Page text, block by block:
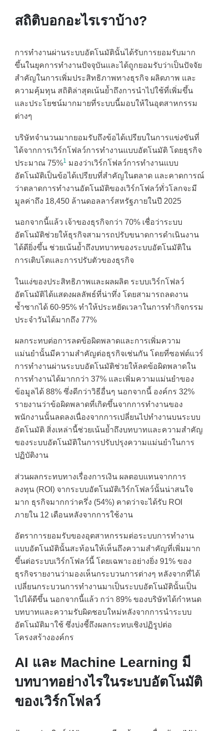
สถิติบอกอะไรเราบ้าง?
การทำงานผ่านระบบอัตโนมัตินั้นได้รับการยอมรับมาก
ขึ้นในยุคการทำงานปัจจุบันและได้ถูกยอมรับว่าเป็นปัจจัย
สำคัญในการเพิ่มประสิทธิภาพทางธุรกิจ ผลิตภาพ และ
ความคุ้มทุน สถิติล่าสุดเน้นย้ำถึงการนำไปใช้ที่เพิ่มขึ้น
และประโยชน์มากมายที่ระบบนี้มอบให้ในอุตสาหกรรม
ต่างๆ
บริษัทจำนวนมากยอมรับถึงข้อได้เปรียบในการแข่งขันที่
ได้จากการเวิร์กโฟลว์การทำงานแบบอัตโนมัติ โดยธุรกิจ
ประมาณ 75%1 มองว่าเวิร์กโฟลว์การทำงานแบบ
อัตโนมัติเป็นข้อได้เปรียบที่สำคัญในตลาด และคาดการณ์
ว่าตลาดการทำงานอัตโนมัติของเวิร์กโฟลว์ทั่วโลกจะมี
มูลค่าถึง 18,450 ล้านดอลลาร์สหรัฐภายในปี 2025
นอกจากนี้แล้ว เจ้าของธุรกิจกว่า 70% เชื่อว่าระบบ
อัตโนมัติช่วยให้ธุรกิจสามารถปรับขนาดการดำเนินงาน
ได้ดียิ่งขึ้น ช่วยเน้นย้ำถึงบทบาทของระบบอัตโนมัติใน
การเติบโตและการปรับตัวของธุรกิจ
ในแง่ของประสิทธิภาพและผลผลิต ระบบเวิร์กโฟลว์
อัตโนมัติได้แสดงผลลัพธ์ที่น่าทึ่ง โดยสามารถลดงาน
ซ้ำซากได้ 60-95% ทำให้ประหยัดเวลาในการทำกิจกรรม
ประจำวันได้มากถึง 77%
ผลกระทบต่อการลดข้อผิดพลาดและการเพิ่มความ
แม่นยำนั้นมีความสำคัญต่อธุรกิจเช่นกัน โดยที่ซอฟต์แวร์
การทำงานผ่านระบบอัตโนมัติช่วยให้ลดข้อผิดพลาดใน
การทำงานได้มากกว่า 37% และเพิ่มความแม่นยำของ
ข้อมูลได้ 88% ซึ่งดีกว่าวิธีอื่นๆ นอกจากนี้ องค์กร 32%
รายงานว่าข้อผิดพลาดที่เกิดขึ้นจากการทำงานของ
พนักงานนั้นลดลงเนื่องจากการเปลี่ยนไปทำงานบนระบบ
อัตโนมัติ สิ่งเหล่านี้ช่วยเน้นย้ำถึงบทบาทและความสำคัญ
ของระบบอัตโนมัติในการปรับปรุงความแม่นยำในการ
ปฏิบัติงาน
ส่วนผลกระทบทางเรื่องการเงิน ผลตอบแทนจากการ
ลงทุน (ROI) จากระบบอัตโนมัติเวิร์กโฟลว์นั้นน่าสนใจ
มาก ธุรกิจมากกว่าครึ่ง (54%) คาดว่าจะได้รับ ROI
ภายใน 12 เดือนหลังจากการใช้งาน
อัตราการยอมรับของอุตสาหกรรมต่อระบบการทำงาน
แบบอัตโนมัตินั้นสะท้อนให้เห็นถึงความสำคัญที่เพิ่มมาก
ขึ้นต่อระบบเวิร์กโฟลว์นี้ โดยเฉพาะอย่างยิ่ง 91% ของ
ธุรกิจรายงานว่ามองเห็นกระบวนการต่างๆ หลังจากที่ได้
เปลี่ยนกระบวนการทำงานมาเป็นระบบอัตโนมัตินั้นเป็น
ไปได้ดีขึ้น นอกจากนี้แล้ว กว่า 89% ของบริษัทได้กำหนด
บทบาทและความรับผิดชอบใหม่หลังจากการนำระบบ
อัตโนมัติมาใช้ ซึ่งบ่งชี้ถึงผลกระทบเชิงปฏิรูปต่อ
โครงสร้างองค์กร
AI และ Machine Learning มี
บทบาทอย่างไรในระบบอัตโนมัติ
ของเวิร์กโฟลว์